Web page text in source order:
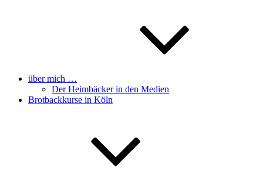
über mich …
Der Heimbäcker in den Medien
Brotbackkurse in Köln